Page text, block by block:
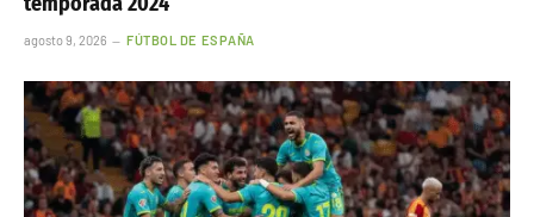
agosto 9, 2026 FÚTBOL DE ESPAÑA